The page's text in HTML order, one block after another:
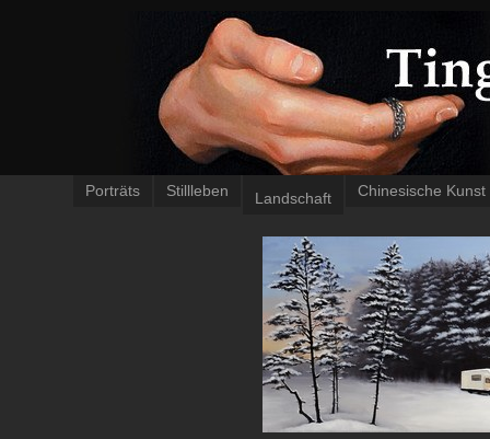
Porträts Stillleben Landschaft Chinesische Kunst